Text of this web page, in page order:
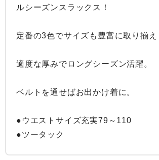
ルシーズンスラックス！
定番の3色でサイズも豊富に取り揃え
適度な厚みでロングシーズン活躍。
ベルトを通せばお出かけ着に。
●ウエストサイズ充実79～110
●ツータック